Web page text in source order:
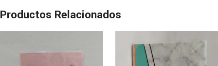
Productos Relacionados